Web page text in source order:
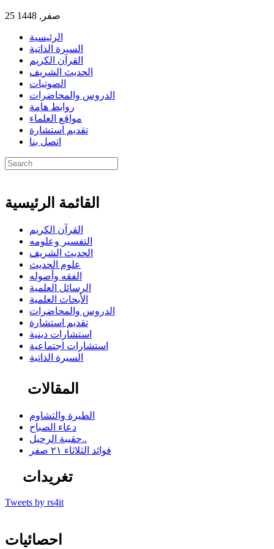
25 صفر, 1448
الرئيسية
السيرة الذاتية
القرآن الكريم
الحديث الشريف
الصوتيات
الدروس والمحاضرات
روابط هامة
مواقع العلماء
تقديم استشارة
اتصل بنا
القائمة الرئيسية
القرآن الكريم
التفسير وعلومه
الحديث الشريف
علوم الحديث
الفقه وأصوله
الرسائل العلمية
الأبحاث العلمية
الدروس والمحاضرات
تقديم استشارة
استشارات دينية
استشارات اجتماعية
السيرة الذاتية
المقالات
الطيرة والتشاوم
دعاء الصباح
حقيبة الرحيل..
فوائد الثلاثاء ٢١ صفر
تغريدات
Tweets by rs4it
احصائيات